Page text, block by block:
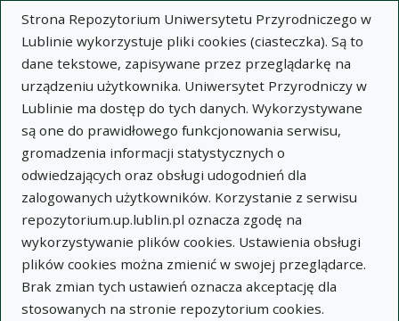
Strona Repozytorium Uniwersytetu Przyrodniczego w
Lublinie wykorzystuje pliki cookies (ciasteczka). Są to
dane tekstowe, zapisywane przez przeglądarkę na
urządzeniu użytkownika. Uniwersytet Przyrodniczy w
Lublinie ma dostęp do tych danych. Wykorzystywane
są one do prawidłowego funkcjonowania serwisu,
gromadzenia informacji statystycznych o
odwiedzających oraz obsługi udogodnień dla
zalogowanych użytkowników. Korzystanie z serwisu
repozytorium.up.lublin.pl oznacza zgodę na
wykorzystywanie plików cookies. Ustawienia obsługi
plików cookies można zmienić w swojej przeglądarce.
Brak zmian tych ustawień oznacza akceptację dla
stosowanych na stronie repozytorium cookies.
Wyszukaj
Repozytorium Uniwersytetu
Przyrodniczego w Lublinie
Kolekcje